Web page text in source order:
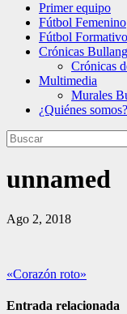
Primer equipo
Fútbol Femenino
Fútbol Formativo
Crónicas
Crónicas
Multimedia
Murales
¿Quiénes somos?
unnamed
Ago 2, 2018
Navegación
de
«Corazón roto»
Entrada relacionada